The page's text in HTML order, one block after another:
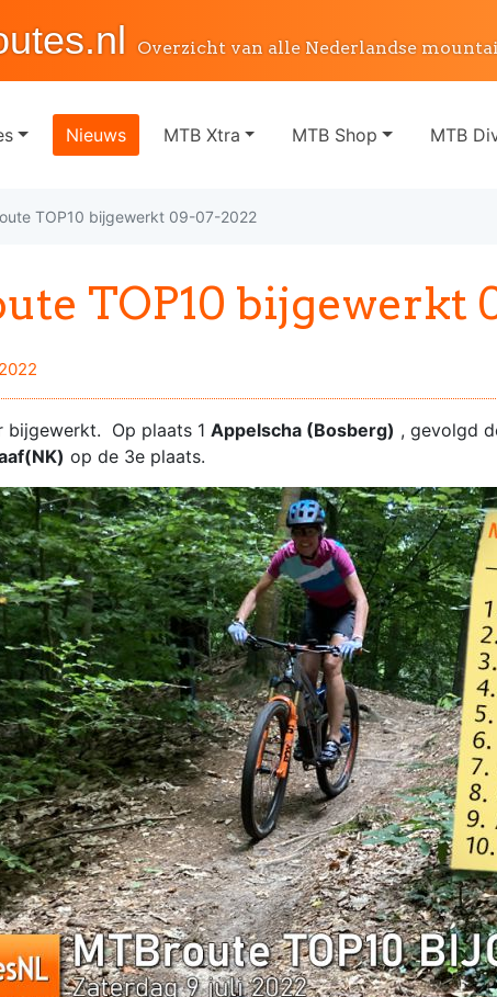
Overzicht van alle Nederlandse
Nieuws MTB Xtra MTB Shop MTB
TOP10 bijgewerkt 09-07-2022
TOP10 bijgewerkt
bijgewerkt. Op plaats 1 Appelscha (Bosberg) , gevolgd
op de 3e plaats.